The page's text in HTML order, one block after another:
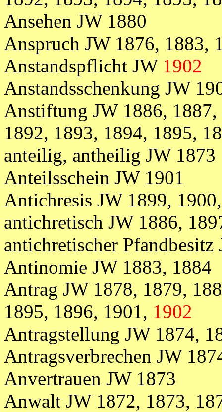
Ansehen JW 1880
Anspruch JW 1876, 1883,
Anstandspflicht JW 1902
Anstandsschenkung JW
Anstiftung JW 1886,
1892, 1893, 1894, 1895,
anteilig, antheilig JW 1873
Anteilsschein JW 1901
Antichresis JW 1899,
antichretisch JW 1886,
antichretischer Pfandbesitz
Antinomie JW 1883, 1884
Antrag JW 1878, 1879,
1895, 1896, 1901, 1902
Antragstellung JW 1874,
Antragsverbrechen JW
Anvertrauen JW 1873
Anwalt JW 1872, 1873,